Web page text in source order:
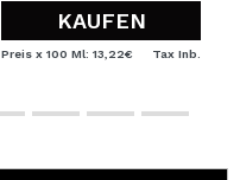
KAUFEN
Preis x 100 Ml: 13,22€ Tax Inb.